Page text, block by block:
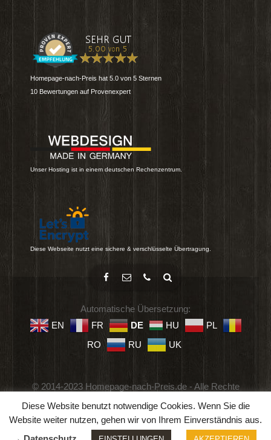
Homepage-nach-Preis hat 5.0 von 5 Sternen
10 Bewertungen auf Provenexpert
Unser Hosting ist in einem deutschen Rechenzentrum.
Diese Webseite nutzt eine sichere & verschlüsselte Übertragung.
Automatische Übersetzung:
EN
FR DE HU
PL
RO
RU UK
© 2014-2023 Homepage-nach-Preis.de - Alle Rechte
Geschäftsbedingungen
Diese Website benutzt notwendige Cookies. Wenn Sie die
Website weiter nutzen, gehen wir von Ihrem Einverständnis aus.